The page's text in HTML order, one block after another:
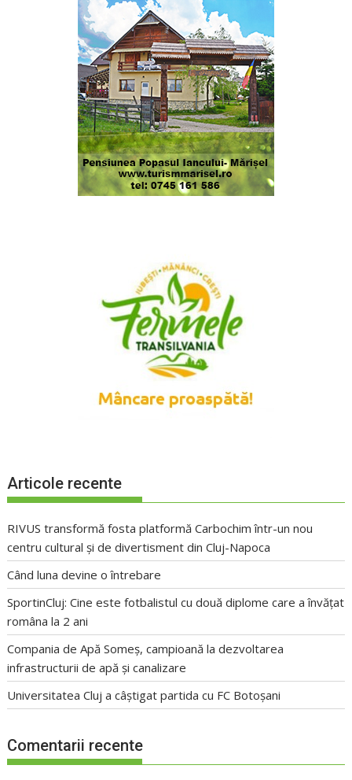
Articole recente
RIVUS transformă fosta platformă Carbochim într-un nou
centru cultural și de divertisment din Cluj-Napoca
Când luna devine o întrebare
SportinCluj: Cine este fotbalistul cu două diplome care a învățat
româna la 2 ani
Compania de Apă Someș, campioană la dezvoltarea
infrastructurii de apă și canalizare
Universitatea Cluj a câștigat partida cu FC Botoșani
Comentarii recente